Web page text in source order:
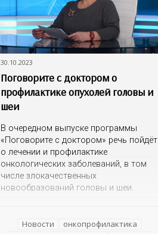
30.10.2023
Поговорите с доктором о
профилактике опухолей головы и
шеи
В очередном выпуске программы
«Поговорите с доктором» речь пойдёт
о лечении и профилактике
онкологических заболеваний, в том
числе злокачественных
новообразований головы и шеи.
Каковы ранние признаки
Новости
онкопрофилактика